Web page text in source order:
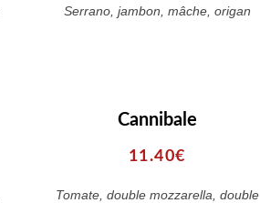
Serrano, jambon, mâche, origan
Cannibale
11.40€
Tomate, double mozzarella, double